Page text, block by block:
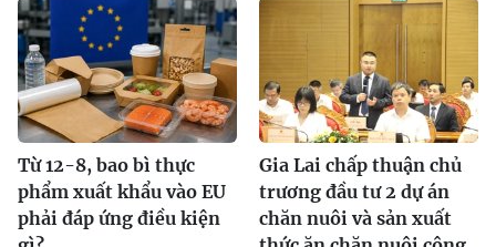
Từ 12-8, bao bì thực
phẩm xuất khẩu vào EU
phải đáp ứng điều kiện
Gia Lai chấp thuận chủ
trương đầu tư 2 dự án
chăn nuôi và sản xuất